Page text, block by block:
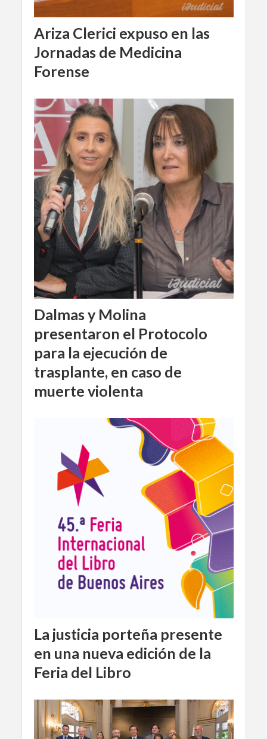
Ariza Clerici expuso en las
Jornadas de Medicina
Forense
Dalmas y Molina
presentaron el Protocolo
para la ejecución de
trasplante, en caso de
muerte violenta
La justicia porteña presente
en una nueva edición de la
Feria del Libro